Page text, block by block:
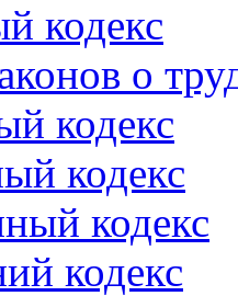
кодекс
о
кодекс
кодекс
кодекс
кодекс